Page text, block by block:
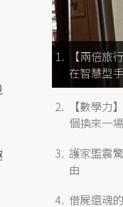
【兩倍旅
在智慧型
【數學力
個換來一
護家盟震
由
借屍還魂